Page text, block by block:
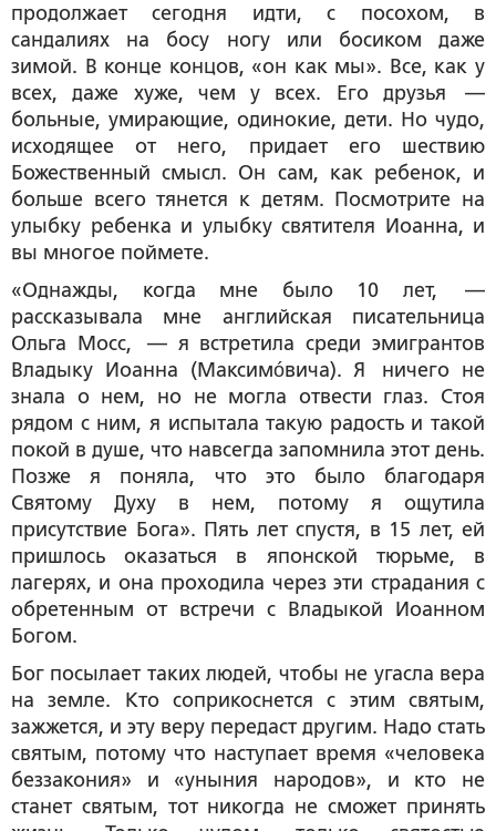
продолжает сегодня идти, с посохом, в
сандалиях на босу ногу или босиком даже
зимой. В конце концов, «он как мы». Все, как у
всех, даже хуже, чем у всех. Его друзья —
больные, умирающие, одинокие, дети. Но чудо,
исходящее от него, придает его шествию
Божественный смысл. Он сам, как ребенок, и
больше всего тянется к детям. Посмотрите на
улыбку ребенка и улыбку святителя Иоанна, и
вы многое поймете.
«Однажды, когда мне было 10 лет, —
рассказывала мне английская писательница
Ольга Мосс, — я встретила среди эмигрантов
Владыку Иоанна (Максимóвича). Я ничего не
знала о нем, но не могла отвести глаз. Стоя
рядом с ним, я испытала такую радость и такой
покой в душе, что навсегда запомнила этот день.
Позже я поняла, что это было благодаря
Святому Духу в нем, потому я ощутила
присутствие Бога». Пять лет спустя, в 15 лет, ей
пришлось оказаться в японской тюрьме, в
лагерях, и она проходила через эти страдания с
обретенным от встречи с Владыкой Иоанном
Богом.
Бог посылает таких людей, чтобы не угасла вера
на земле. Кто соприкоснется с этим святым,
зажжется, и эту веру передаст другим. Надо стать
святым, потому что наступает время «человека
беззакония» и «уныния народов», и кто не
станет святым, тот никогда не сможет принять